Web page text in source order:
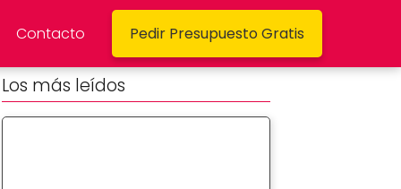
Contacto Pedir Presupuesto Gratis
Los más leídos